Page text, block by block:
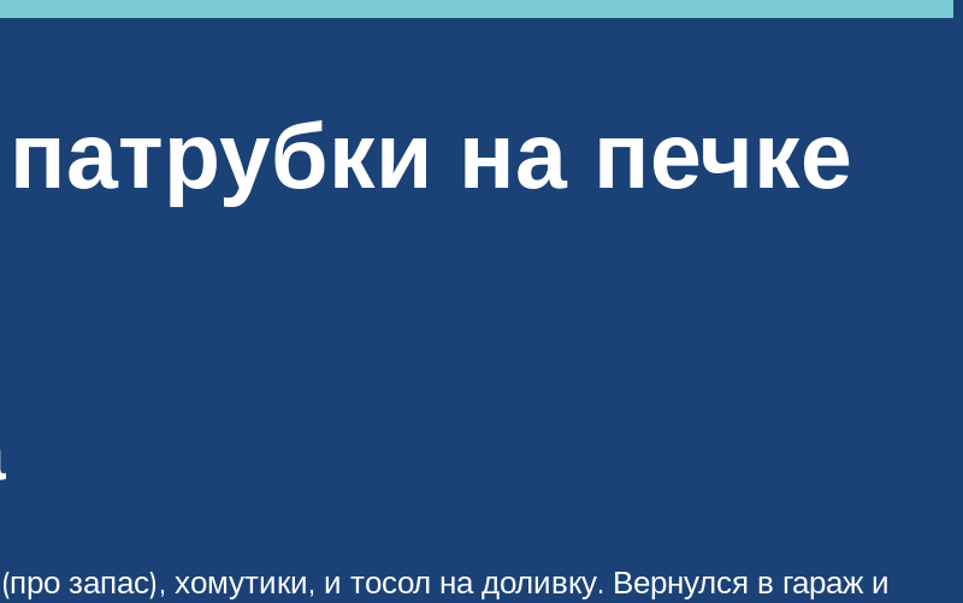
на печке
запас), хомутики, и тосол на доливку. Вернулся в гараж и